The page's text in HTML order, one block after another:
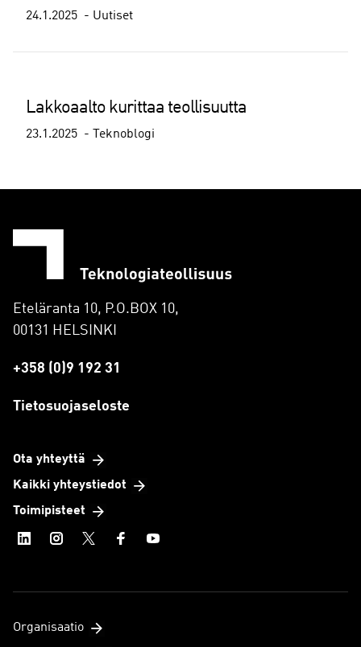
24.1.2025 Uutiset
Lakkoaalto kurittaa teollisuutta
23.1.2025 Teknoblogi
Eteläranta 10, P.O.BOX 10,
00131 HELSINKI
+358 (0)9 192 31
Tietosuojaseloste
Ota yhteyttä
Kaikki yhteystiedot
Toimipisteet
Organisaatio